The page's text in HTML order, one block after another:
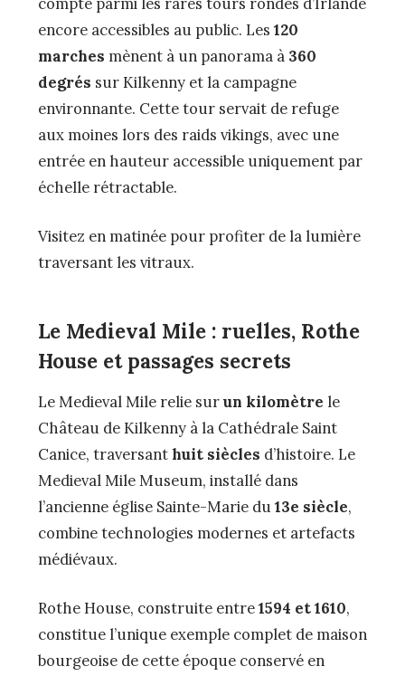
encore accessibles au public. Les 120
marches mènent à un panorama à 360
degrés sur Kilkenny et la campagne
environnante. Cette tour servait de refuge
aux moines lors des raids vikings, avec une
entrée en hauteur accessible uniquement par
échelle rétractable.
Visitez en matinée pour profiter de la lumière
traversant les vitraux.
Le Medieval Mile : ruelles, Rothe
House et passages secrets
Le Medieval Mile relie surun kilomètre le
Château de Kilkenny à la Cathédrale Saint
Canice, traversanthuit siècles d’histoire. Le
Medieval Mile Museum, installé dans
l’ancienne église Sainte-Marie du13e siècle,
combine technologies modernes et artefacts
médiévaux.
Rothe House, construite entre1594 et 1610,
constitue l’unique exemple complet de maison
bourgeoise de cette époque conservé en